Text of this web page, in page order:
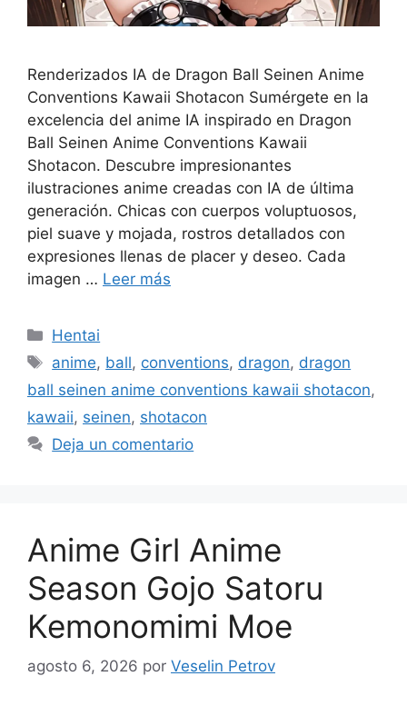
Renderizados IA de Dragon Ball Seinen Anime
Conventions Kawaii Shotacon Sumérgete en la
excelencia del anime IA inspirado en Dragon
Ball Seinen Anime Conventions Kawaii
Shotacon. Descubre impresionantes
ilustraciones anime creadas con IA de última
generación. Chicas con cuerpos voluptuosos,
piel suave y mojada, rostros detallados con
expresiones llenas de placer y deseo. Cada
imagen … Leer más
Categorías
Hentai
Etiquetas
anime, ball, conventions, dragon, dragon
ball seinen anime conventions kawaii shotacon,
kawaii, seinen, shotacon
Deja un comentario
Anime Girl Anime
Season Gojo Satoru
Kemonomimi Moe
agosto 6, 2026 por Veselin Petrov